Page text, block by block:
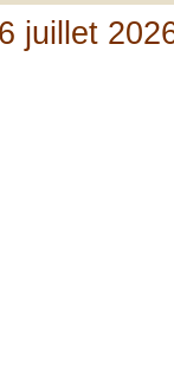
juillet